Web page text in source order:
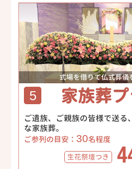
式場を借りて仏式葬儀
5 家族葬
ご遺族、ご親族の皆様で送る
な家族葬。
ご参列の目安： 30名程度
生花祭壇つき